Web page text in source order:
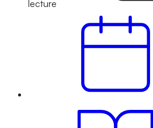
lecture